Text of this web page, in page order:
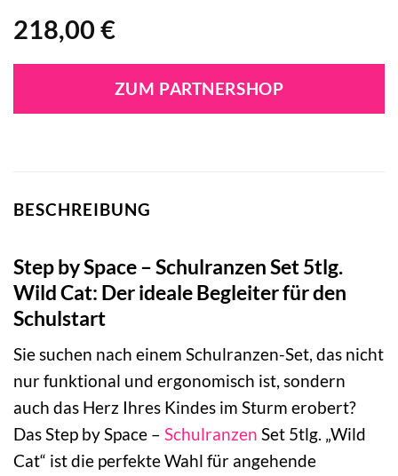
218,00 €
ZUM PARTNERSHOP
BESCHREIBUNG
Step by Space – Schulranzen Set 5tlg.
Wild Cat: Der ideale Begleiter für den
Schulstart
Sie suchen nach einem Schulranzen-Set, das nicht
nur funktional und ergonomisch ist, sondern
auch das Herz Ihres Kindes im Sturm erobert?
Das Step by Space – Schulranzen Set 5tlg. „Wild
Cat“ ist die perfekte Wahl für angehende